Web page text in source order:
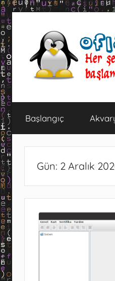
İçeriğe
şey
bir
başlamıştı..
Başlangıç
Gün: 2 Aralık